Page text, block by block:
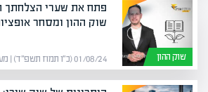
שוק ההון
פתח את שערי הצלחתך
שוק ההון ומסחר
01/08/24 (כ״ו תמוז תשפ״ד) | מערכת אפיק